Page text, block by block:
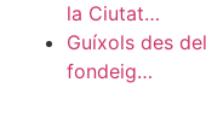
la Ciutat…
Guíxols des
fondeig…